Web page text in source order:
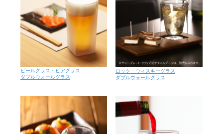
ビールグラス・ビアグラス
ダブルウォールグラス
ロック・ウィスキーグラス
ダブルウォールグラス